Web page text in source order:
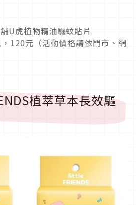
U虎植物精油驅蚊貼片
120元（活動價格請依門市、網
植萃草本長效驅